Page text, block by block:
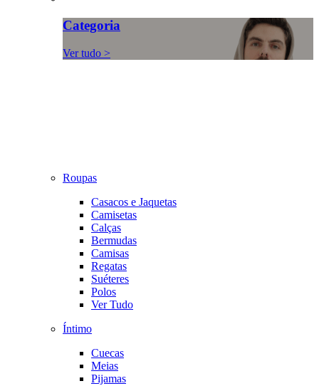
Categoria
Ver tudo >
Roupas
Casacos e Jaquetas
Camisetas
Calças
Bermudas
Camisas
Regatas
Suéteres
Polos
Ver Tudo
Íntimo
Cuecas
Meias
Pijamas